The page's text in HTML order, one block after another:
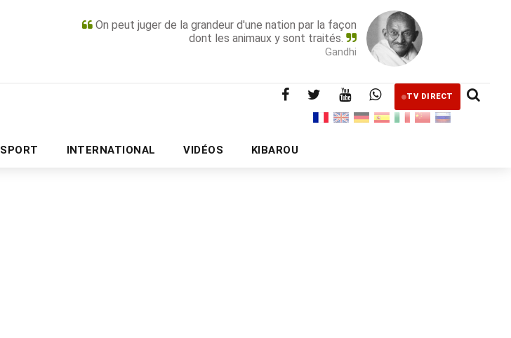
On peut juger de la grandeur d'une nation par la façon
dont les animaux y sont traités.
Gandhi
TV DIRECT
SPORT INTERNATIONAL VIDÉOS KIBAROU
PUBLICITÉ